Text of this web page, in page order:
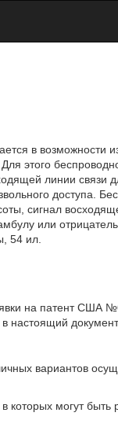
в возможности
этого
линии связи
доступа.
сигнал
или
54 ил.
на патент США
настоящий
вариантов
могут быть